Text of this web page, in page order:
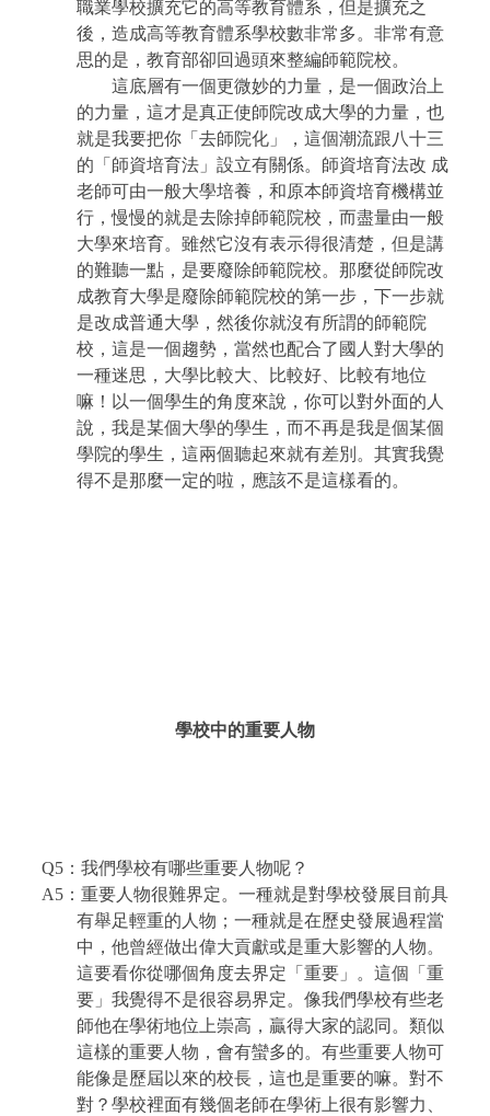
職業學校擴充它的高等教育體系，但是擴充之
後，造成高等教育體系學校數非常多。非常有意
思的是，教育部卻回過頭來整編師範院校。
這底層有一個更微妙的力量，是一個政治上
的力量，這才是真正使師院改成大學的力量，也
就是我要把你「去師院化」，這個潮流跟八十三
的「師資培育法」設立有關係。師資培育法改 成
老師可由一般大學培養，和原本師資培育機構並
行，慢慢的就是去除掉師範院校，而盡量由一般
大學來培育。雖然它沒有表示得很清楚，但是講
的難聽一點，是要廢除師範院校。那麼從師院改
成教育大學是廢除師範院校的第一步，下一步就
是改成普通大學，然後你就沒有所謂的師範院
校，這是一個趨勢，當然也配合了國人對大學的
一種迷思，大學比較大、比較好、比較有地位
嘛！以一個學生的角度來說，你可以對外面的人
說，我是某個大學的學生，而不再是我是個某個
學院的學生，這兩個聽起來就有差別。其實我覺
得不是那麼一定的啦，應該不是這樣看的。
學校中的重要人物
Q5 ：我們學校有哪些重要人物呢？
A5 ：重要人物很難界定。一種就是對學校發展目前具
有舉足輕重的人物；一種就是在歷史發展過程當
中，他曾經做出偉大貢獻或是重大影響的人物。
這要看你從哪個角度去界定「重要」。這個「重
要」我覺得不是很容易界定。像我們學校有些老
師他在學術地位上崇高，贏得大家的認同。類似
這樣的重要人物，會有蠻多的。有些重要人物可
能像是歷屆以來的校長，這也是重要的嘛。對不
對？學校裡面有幾個老師在學術上很有影響力、